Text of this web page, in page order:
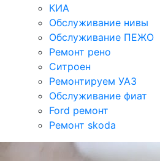
КИА
Обслуживание нивы
Обслуживание ПЕЖО
Ремонт рено
Ситроен
Ремонтируем УАЗ
Обслуживание фиат
Ford ремонт
Ремонт skoda